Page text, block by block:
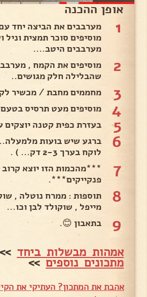
אופן ההכנה
1
מערבבים את הביצה יחד
מוסיפים סוכר תמצית וניל
מערבבים היטב....
2
מוסיפים את הקמח ,
שהבלילה חלק מגושים..
3 מחממים מחבת / מכשיר
4 מוסיפים מעט תרסיס
5 בעזרת כפית קטנה
6
ברגע שיש בועות
לוקח בערך 2-3 דק... ) .
7
פנקייקים***.
8
תוספות : ממרח נוטלה ,
מייפל , שוקולד לבן וכו...
9 בתאבון 😊.
אמהות מבשלות ביחד >>
מתכונים נוספים>>
אהבת את המתכון? העתיקי את